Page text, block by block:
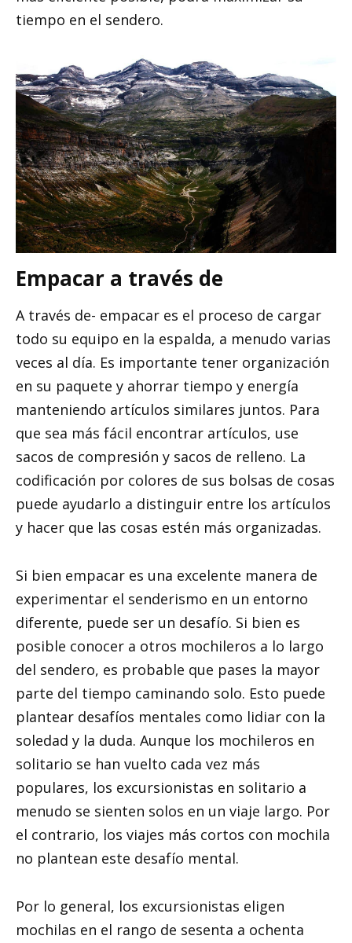
tiempo en el sendero.
Empacar a través de
A través de- empacar es el proceso de cargar
todo su equipo en la espalda, a menudo varias
veces al día. Es importante tener organización
en su paquete y ahorrar tiempo y energía
manteniendo artículos similares juntos. Para
que sea más fácil encontrar artículos, use
sacos de compresión y sacos de relleno. La
codificación por colores de sus bolsas de cosas
puede ayudarlo a distinguir entre los artículos
y hacer que las cosas estén más organizadas.
Si bien empacar es una excelente manera de
experimentar el senderismo en un entorno
diferente, puede ser un desafío. Si bien es
posible conocer a otros mochileros a lo largo
del sendero, es probable que pases la mayor
parte del tiempo caminando solo. Esto puede
plantear desafíos mentales como lidiar con la
soledad y la duda. Aunque los mochileros en
solitario se han vuelto cada vez más
populares, los excursionistas en solitario a
menudo se sienten solos en un viaje largo. Por
el contrario, los viajes más cortos con mochila
no plantean este desafío mental.
Por lo general, los excursionistas eligen
mochilas en el rango de sesenta a ochenta